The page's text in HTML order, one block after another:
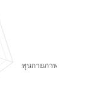
ทุนกายภาพ